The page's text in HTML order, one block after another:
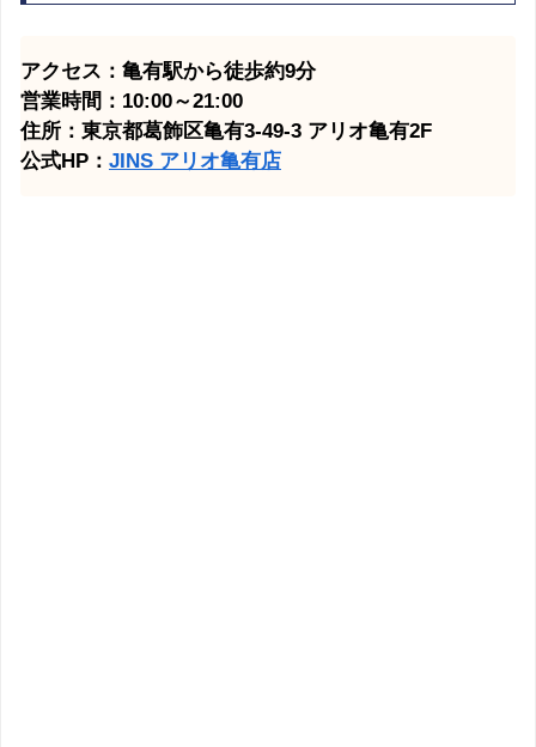
アクセス：亀有駅から徒歩約9分
営業時間：10:00～21:00
住所：東京都葛飾区亀有3-49-3 アリオ亀有2F
公式HP： JINS アリオ亀有店